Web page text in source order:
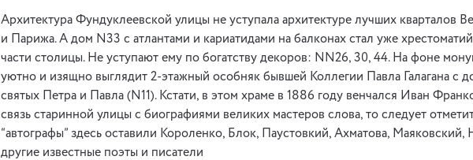
Архитектура Фундуклеевской улицы не уступала архитектуре лучших кварталов
и Парижа. А дом N33 с атлантами и кариатидами на балконах стал уже
части столицы. Не уступают ему по богатству декоров: NN26, 30, 44. На фоне
уютно и изящно выглядит 2-этажный особняк бывшей Коллегии Павла Галагана с
святых Петра и Павла (N11). Кстати, в этом храме в 1886 году венчался Иван
связь старинной улицы с биографиями великих мастеров слова, то следует
“автографы” здесь оставили Короленко, Блок, Паустовкий, Ахматова,
другие известные поэты и писатели